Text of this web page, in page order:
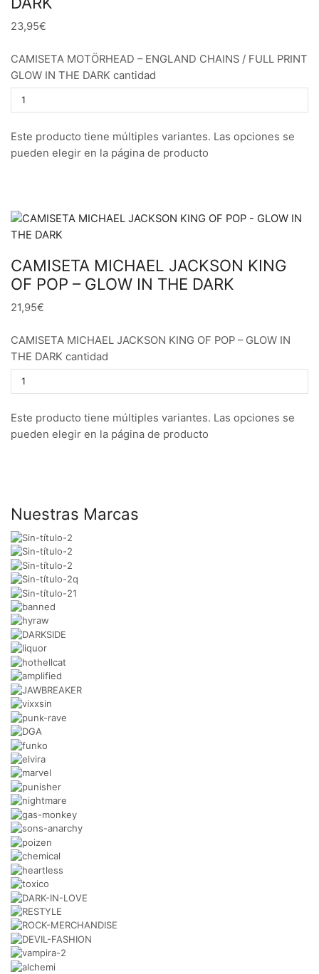
23,95€
CAMISETA MOTÖRHEAD – ENGLAND CHAINS / FULL PRINT
GLOW IN THE DARK cantidad
Este producto tiene múltiples variantes. Las opciones se
pueden elegir en la página de producto
CAMISETA MICHAEL JACKSON KING
OF POP – GLOW IN THE DARK
21,95€
CAMISETA MICHAEL JACKSON KING OF POP – GLOW IN
THE DARK cantidad
Este producto tiene múltiples variantes. Las opciones se
pueden elegir en la página de producto
Nuestras Marcas